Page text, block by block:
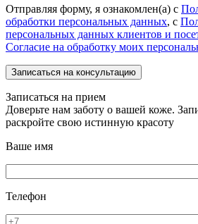
Отправляя форму, я ознакомлен(а) с
обработки персональных данных, с
персональных данных клиентов и
Согласие на обработку моих
Записаться на прием
Доверьте нам заботу о вашей коже.
раскройте свою истинную красоту
Ваше имя
Телефон